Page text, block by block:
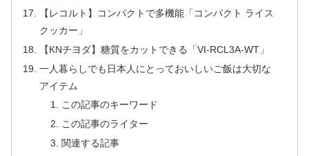
【レコルト】コンパクトで多機能「コンパクト ライス
クッカー」
【KNチヨダ】糖質をカットできる「VI-RCL3A-WT」
一人暮らしでも日本人にとっておいしいご飯は大切な
アイテム
この記事のキーワード
この記事のライター
関連する記事